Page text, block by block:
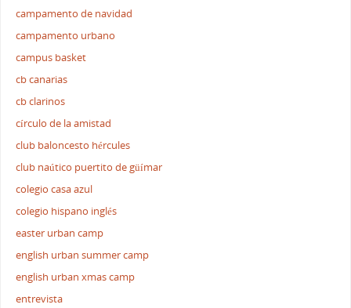
campamento de navidad
campamento urbano
campus basket
cb canarias
cb clarinos
círculo de la amistad
club baloncesto hércules
club naútico puertito de güímar
colegio casa azul
colegio hispano inglés
easter urban camp
english urban summer camp
english urban xmas camp
entrevista